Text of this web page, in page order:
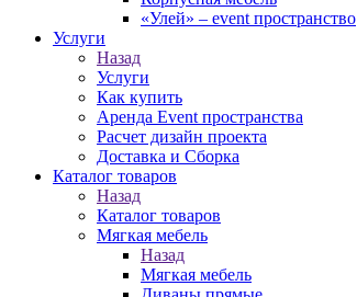
«Улей» – event пространство
Услуги
Назад
Услуги
Как купить
Аренда Event пространства
Расчет дизайн проекта
Доставка и Сборка
Каталог товаров
Назад
Каталог товаров
Мягкая мебель
Назад
Мягкая мебель